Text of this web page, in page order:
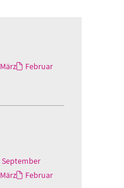
März
Februar
September
März
Februar